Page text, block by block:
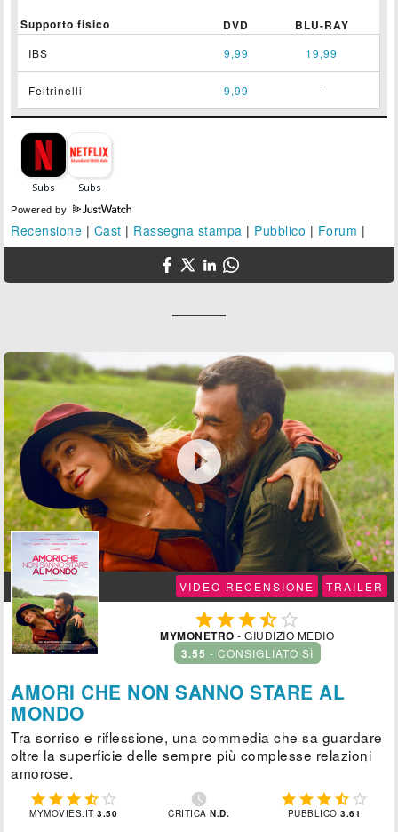
Supporto fisico DVD BLU-RAY
IBS 9,99 19,99
Feltrinelli 9,99 -
Powered by
Recensione | Cast | Rassegna stampa | Pubblico | Forum |

VIDEO RECENSIONE TRAILER
 
MYMONETRO - GIUDIZIO MEDIO
3.55 - CONSIGLIATO SÌ
AMORI CHE NON SANNO STARE AL
MONDO
Tra sorriso e riflessione, una commedia che sa guardare
oltre la superficie delle sempre più complesse relazioni
amorose.
    
MYMOVIES.IT3.50

CRITICAN.D.
    
PUBBLICO3.61